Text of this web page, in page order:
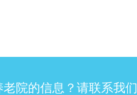
院的信息？请联系我们